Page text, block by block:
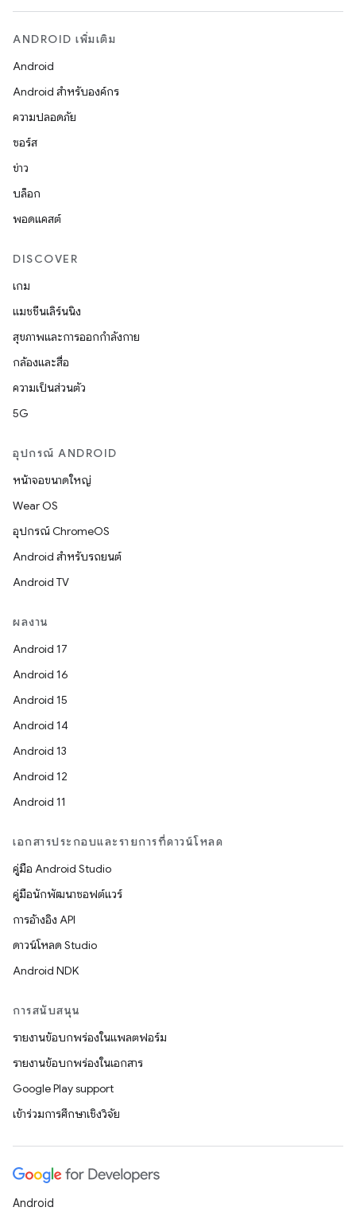
ANDROID เพิ่มเติม
Android
Android สำหรับองค์กร
ความปลอดภัย
ซอร์ส
ข่าว
บล็อก
พอดแคสต์
DISCOVER
เกม
แมชชีนเลิร์นนิง
สุขภาพและการออกกำลังกาย
กล้องและสื่อ
ความเป็นส่วนตัว
5G
อุปกรณ์ ANDROID
หน้าจอขนาดใหญ่
Wear OS
อุปกรณ์ ChromeOS
Android สำหรับรถยนต์
Android TV
ผลงาน
Android 17
Android 16
Android 15
Android 14
Android 13
Android 12
Android 11
เอกสารประกอบและรายการที่ดาวน์โหลด
คู่มือ Android Studio
คู่มือนักพัฒนาซอฟต์แวร์
การอ้างอิง API
ดาวน์โหลด Studio
Android NDK
การสนับสนุน
รายงานข้อบกพร่องในแพลตฟอร์ม
รายงานข้อบกพร่องในเอกสาร
Google Play support
เข้าร่วมการศึกษาเชิงวิจัย
Android